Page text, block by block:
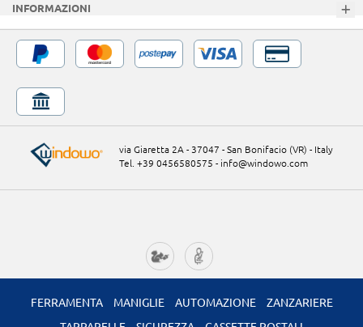
INFORMAZIONI
via Giaretta 2A - 37047 - San Bonifacio (VR) - Italy
Tel. +39 0456580575 - info@windowo.com
FERRAMENTA MANIGLIE AUTOMAZIONE
ZANZARIERE